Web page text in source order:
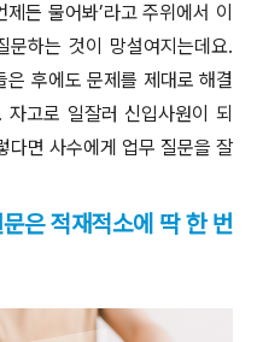
든 물어봐’라고 주위에서 이
하는 것이 망설여지는데요.
후에도 문제를 제대로 해결
고로 일잘러 신입사원이 되
다면 사수에게 업무 질문을 잘
은 적재적소에 딱 한 번